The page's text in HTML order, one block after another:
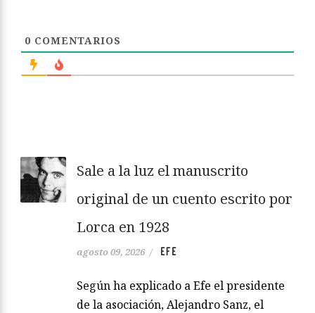
0 COMENTARIOS
Sale a la luz el manuscrito
original de un cuento escrito por
Lorca en 1928
agosto 09, 2026 / EFE
Según ha explicado a Efe el presidente
de la asociación, Alejandro Sanz, el